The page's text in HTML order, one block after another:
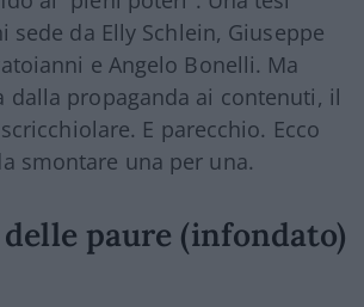
sede da Elly Schlein, Giuseppe
e Angelo Bonelli. Ma
dalla propaganda ai contenuti, il
E parecchio. Ecco
smontare una per una.
paure (infondato)